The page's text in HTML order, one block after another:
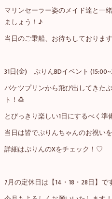
マリンセーラー姿のメイド達と一
ましょう！♪
当日のご乗船、お待ちしておりま
31日(金) ぷりんBDイベント
バケツプリンから飛び出してきた
ト！🍮
とびっきり楽しい1日にするべく準
当日は皆でぷりんちゃんのお祝い
詳細はぷりんのXをチェック！♡
7月の定休日は【14・18・28日】で